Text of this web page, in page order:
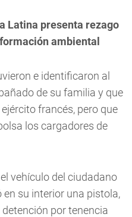
Latina presenta rezago
ambiental
e identificaron al
de su familia y que
francés, pero que
los cargadores de
vehículo del ciudadano
su interior una pistola,
por tenencia